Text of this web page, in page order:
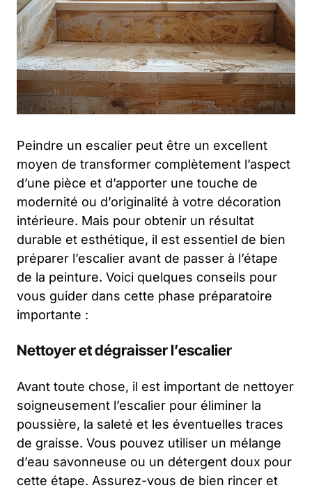
Peindre un escalier peut être un excellent
moyen de transformer complètement l’aspect
d’une pièce et d’apporter une touche de
modernité ou d’originalité à votre décoration
intérieure. Mais pour obtenir un résultat
durable et esthétique, il est essentiel de bien
préparer l’escalier avant de passer à l’étape
de la peinture. Voici quelques conseils pour
vous guider dans cette phase préparatoire
importante :
Nettoyer et dégraisser l’escalier
Avant toute chose, il est important de nettoyer
soigneusement l’escalier pour éliminer la
poussière, la saleté et les éventuelles traces
de graisse. Vous pouvez utiliser un mélange
d’eau savonneuse ou un détergent doux pour
cette étape. Assurez-vous de bien rincer et